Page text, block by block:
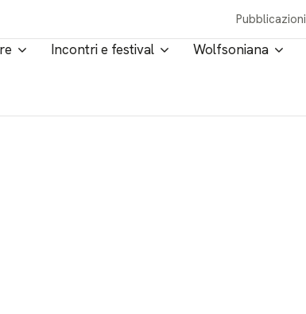
Pubblicazioni
Incontri e festival Wolfsoniana